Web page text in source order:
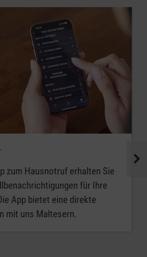
zum Hausnotruf erhalten Sie
für Ihre
App bietet eine direkte
mit uns Maltesern.